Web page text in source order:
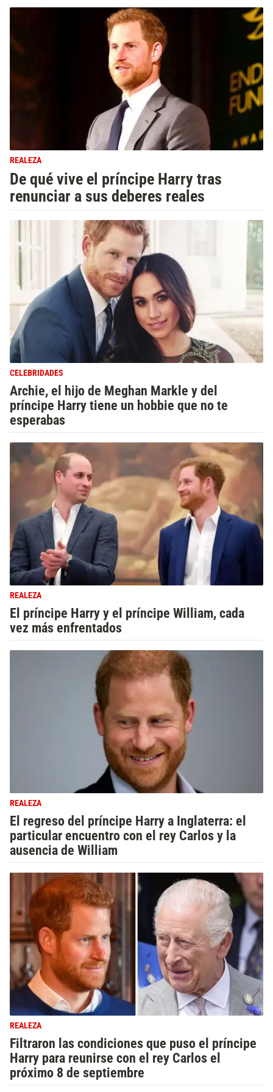
REALEZA
De qué vive el príncipe Harry tras
renunciar a sus deberes reales
CELEBRIDADES
Archie, el hijo de Meghan Markle y del
príncipe Harry tiene un hobbie que no te
esperabas
REALEZA
El príncipe Harry y el príncipe William, cada
vez más enfrentados
REALEZA
El regreso del príncipe Harry a Inglaterra: el
particular encuentro con el rey Carlos y la
ausencia de William
REALEZA
Filtraron las condiciones que puso el príncipe
Harry para reunirse con el rey Carlos el
próximo 8 de septiembre